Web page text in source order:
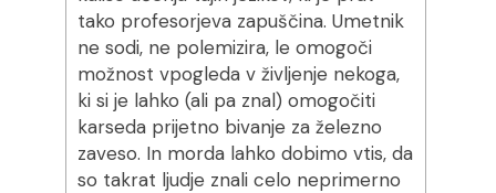
tako profesorjeva zapuščina. Umetnik
ne sodi, ne polemizira, le omogoči
možnost vpogleda v življenje nekoga,
ki si je lahko (ali pa znal) omogočiti
karseda prijetno bivanje za železno
zaveso. In morda lahko dobimo vtis, da
so takrat ljudje znali celo neprimerno